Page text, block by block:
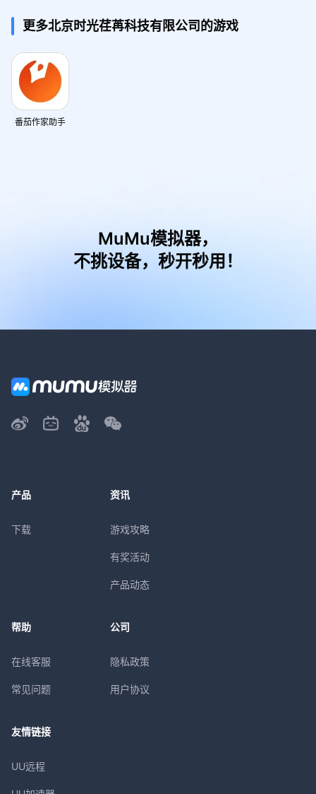
更多北京时光荏苒科技有限公司的游戏
番茄作家助手
MuMu模拟器，
不挑设备，秒开秒用！
产品
下载
资讯
游戏攻略
有奖活动
产品动态
帮助
在线客服
常见问题
公司
隐私政策
用户协议
友情链接
UU远程